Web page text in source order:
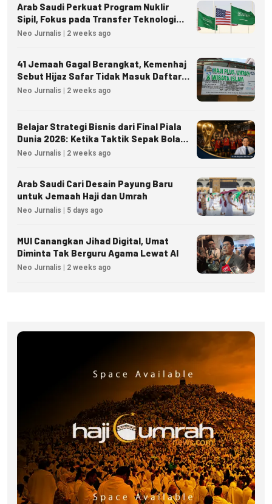
Arab Saudi Perkuat Program Nuklir
Sipil, Fokus pada Transfer Teknologi
dan Kedaulatan Energi
Neo Jurnalis | 2 weeks ago
41 Jemaah Gagal Berangkat, Kemenhaj
Sebut Hijaz Safar Tidak Masuk Daftar
Resmi PPIU
Neo Jurnalis | 2 weeks ago
Belajar Strategi Bisnis dari Final Piala
Dunia 2026: Ketika Taktik Sepak Bola
Menjadi Inspirasi Kesuksesan Bisnis
Neo Jurnalis | 2 weeks ago
Arab Saudi Cari Desain Payung Baru
untuk Jemaah Haji dan Umrah
Neo Jurnalis | 5 days ago
MUI Canangkan Jihad Digital, Umat
Diminta Tak Berguru Agama Lewat AI
Neo Jurnalis | 2 weeks ago